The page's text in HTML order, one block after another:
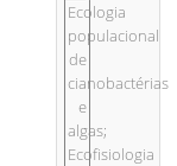
Ecologia
populacional
de
cianobactérias
e
algas;
Ecofisiologia